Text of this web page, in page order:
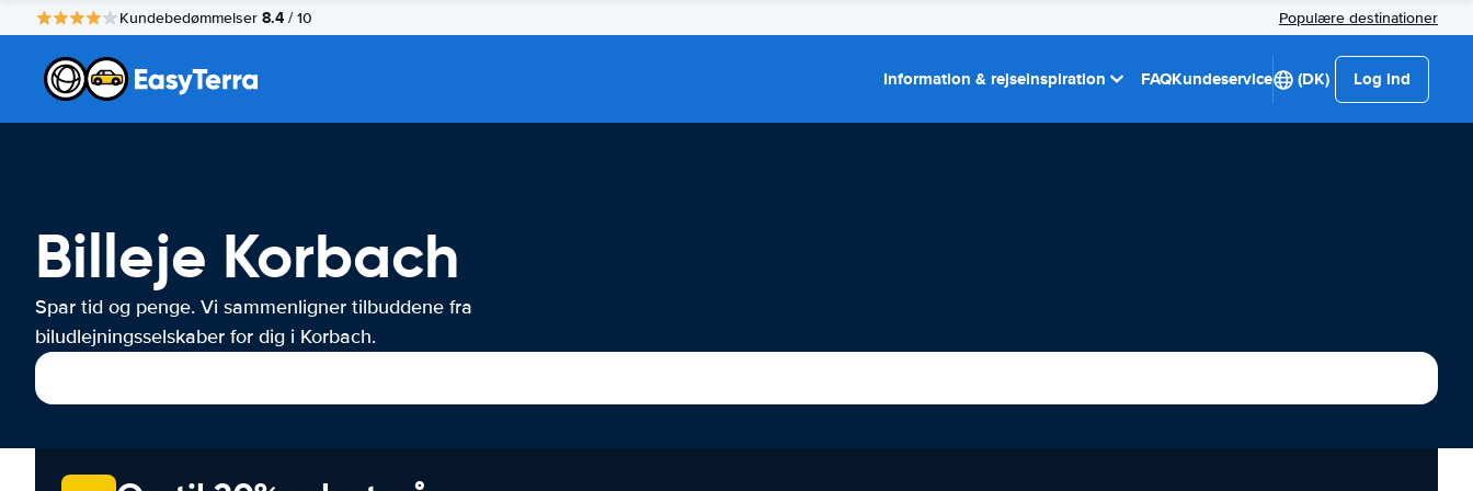
Kundebedømmelser 8.4 / 10 Populære destinationer
Information & rejseinspiration FAQKundeservice (DK) Log ind
Billeje Korbach
Spar tid og penge. Vi sammenligner tilbuddene fra
biludlejningsselskaber for dig i Korbach.